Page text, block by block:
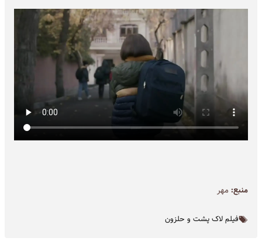
منبع: مهر
فیلم لاک پشت و حلزون